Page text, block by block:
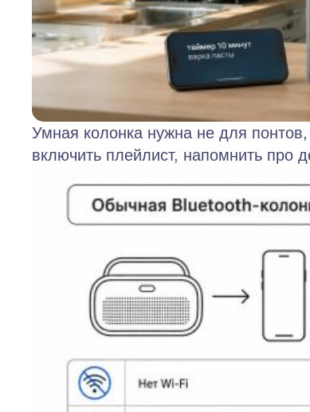
Умная колонка нужна не для понтов,
включить плейлист, напомнить про